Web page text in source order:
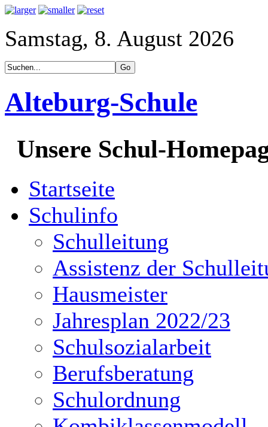
Samstag, 8. August 2026
Alteburg-Schule
Unsere Schul-
Startseite
Schulinfo
Schulleitung
Assistenz der
Hausmeister
Jahresplan 2022/23
Schulsozialarbeit
Berufsberatung
Schulordnung